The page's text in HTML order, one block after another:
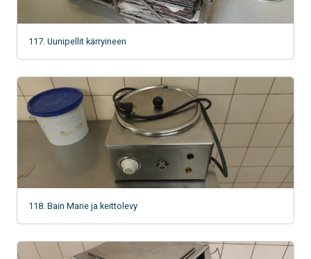
117. Uunipellit kärryineen
118. Bain Marie ja keittolevy